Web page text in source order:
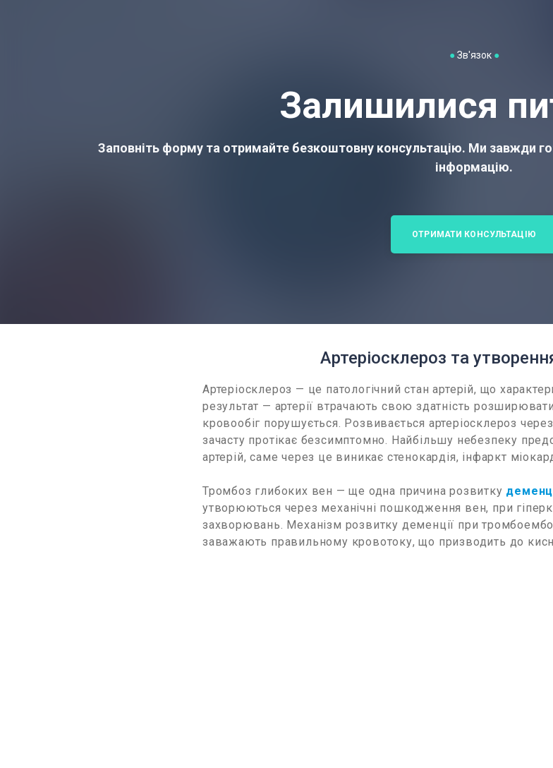
● Зв'язок ●
Залишилися
Заповніть форму та отримайте безкоштовну консультацію. Ми завжди
інформацію.
ОТРИМАТИ КОНСУЛЬТАЦІЮ
Артеріосклероз та
Артеріосклероз — це патологічний стан артерій, що
результат — артерії втрачають свою здатність
кровообіг порушується. Розвивається артеріосклероз
зачасту протікає безсимптомно. Найбільшу небезпеку
артерій, саме через це виникає стенокардія, інфаркт
Тромбоз глибоких вен — ще одна причина розвитку
утворюються через механічні пошкодження вен, при
захворювань. Механізм розвитку деменції при
заважають правильному кровотоку, що призводить до